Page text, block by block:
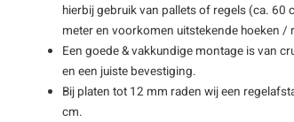
hierbij gebruik van pallets of regels (ca. 60
meter en voorkomen uitstekende hoeken /
Een goede & vakkundige montage is van
en een juiste bevestiging.
Bij platen tot 12 mm raden wij een
cm.